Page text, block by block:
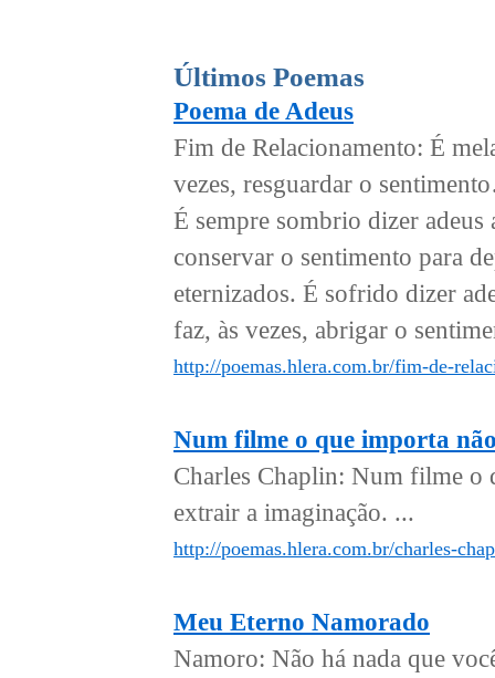
Últimos Poemas
Poema de Adeus
Fim de Relacionamento: É
vezes, resguardar o
É sempre sombrio dizer
conservar o sentimento para
eternizados. É sofrido dizer
faz, às vezes, abrigar o
http://poemas.hlera.com.br/fim-de-
Num filme o que importa
Charles Chaplin: Num filme o
extrair a imaginação. ...
http://poemas.hlera.com.br/charles-
Meu Eterno Namorado
Namoro: Não há nada que